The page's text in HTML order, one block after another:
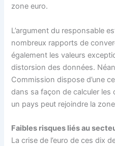
zone euro.
L’argument du responsable
nombreux rapports de
également les valeurs
distorsion des données.
Commission dispose d’une
dans sa façon de calculer
un pays peut rejoindre la
Faibles risques liés au
La crise de l’euro de ces dix